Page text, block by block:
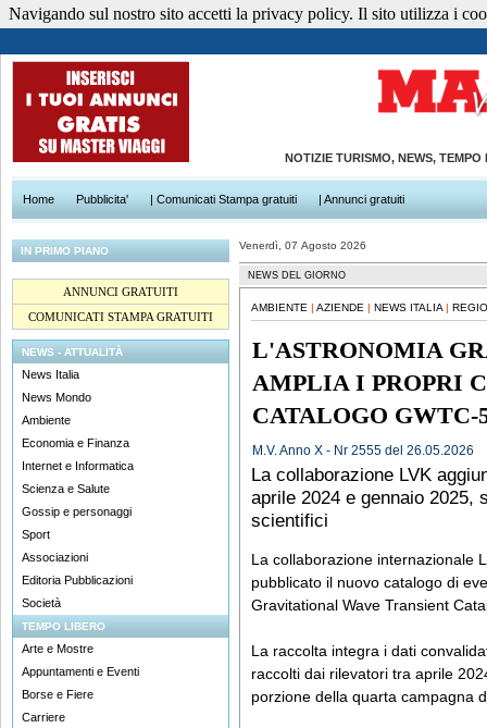
NOTIZIE TURISMO, NEWS,
Home Pubblicita' | Comunicati Stampa gratuiti | Annunci gratuiti
IN PRIMO PIANO
ANNUNCI GRATUITI
COMUNICATI STAMPA GRATUITI
NEWS - ATTUALITÀ
News Italia
News Mondo
Ambiente
Economia e Finanza
Internet e Informatica
Scienza e Salute
Gossip e personaggi
Sport
Associazioni
Editoria Pubblicazioni
Società
TEMPO LIBERO
Arte e Mostre
Appuntamenti e Eventi
Borse e Fiere
Carriere
Venerdì, 07 Agosto 2026
NEWS DEL GIORNO
AMBIENTE | AZIENDE | NEWS ITALIA |
L'ASTRONOMIA
AMPLIA I PROPRI
CATALOGO GWTC-
M.V. Anno X - Nr 2555 del 26.05.2026
La collaborazione LVK
aprile 2024 e gennaio 2025,
scientifici
La collaborazione internazionale
pubblicato il nuovo catalogo di
Gravitational Wave Transient
La raccolta integra i dati
raccolti dai rilevatori tra aprile
porzione della quarta campagna
Navigando sul nostro sito accetti la privacy policy. Il sito utilizza i